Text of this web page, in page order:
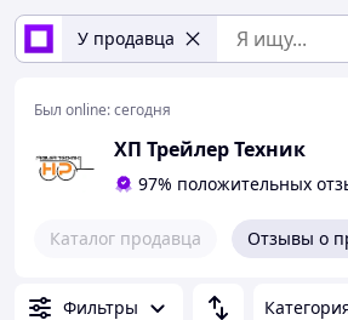
У продавца
Был online:сегодня
ХП Трейлер Техник
97% положительных
Каталог продавца Отзывы о
Фильтры